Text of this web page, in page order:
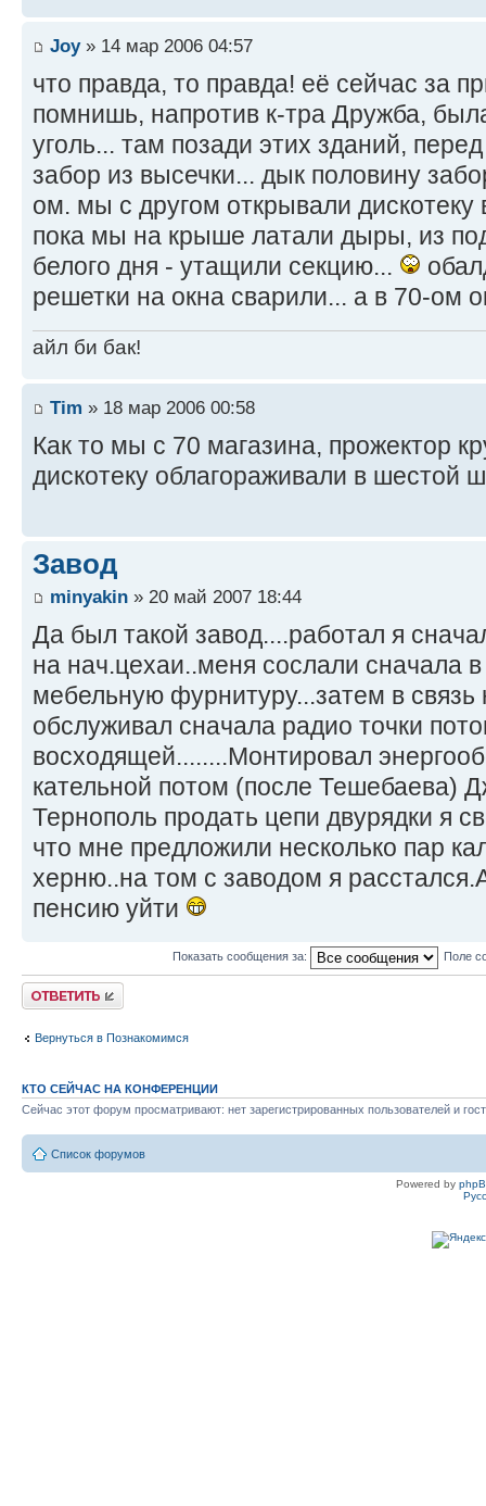
Joy» 14 мар 2006 04:57
что правда, то правда! её сейчас за
помнишь, напротив к-тра Дружба,
уголь... там позади этих зданий,
забор из высечки... дык половину
ом. мы с другом открывали дискотеку
пока мы на крыше латали дыры, из
белого дня - утащили секцию...
решетки на окна сварили... а в 70-ом
айл би бак!
Tim » 18 мар 2006 00:58
Как то мы с 70 магазина, прожектор
дискотеку облагораживали в шестой
Завод
minyakin » 20 май 2007 18:44
Да был такой завод....работал я
на нач.цехаи..меня сослали сначала
мебельную фурнитуру...затем в связь
обслуживал сначала радио точки
восходящей........Монтировал
кательной потом (после Тешебаева)
Тернополь продать цепи двурядки я
что мне предложили несколько пар
херню..на том с заводом я
пенсию уйти
Показать сообщения за: Поле
Ответить
Вернуться в Познакомимся
КТО СЕЙЧАС НА КОНФЕРЕНЦИИ
Сейчас этот форум просматривают: нет зарегистрированных пользователей и
Список форумов
Powered by